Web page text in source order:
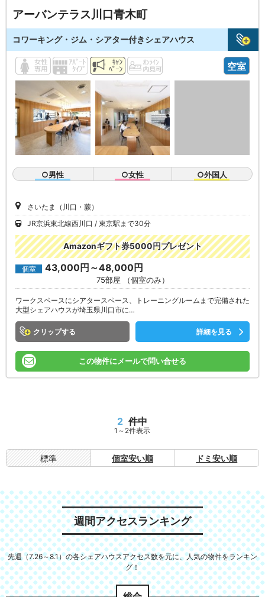
アーバンテラス川口青木町
コワーキング・ジム・シアター付きシェアハウス
空室
○男性 ○女性 ○外国人
さいたま（川口・蕨）
JR京浜東北線西川口
東京駅まで30分
Amazonギフト券5000円プレゼント
個室 43,000円～48,000円
75部屋 （個室のみ）
ワークスペースにシアタースペース、トレーニングルームまで完備された
大型シェアハウスが埼玉県川口市に…
クリップ 詳細を見る
この物件にメールで問い合せる
2 件中
1～2件表示
標準 個室安い順 ドミ安い順
週間アクセスランキング
先週（7.26～8.1）の各シェアハウスアクセス数を元に、人気の物件をランキン
グ！